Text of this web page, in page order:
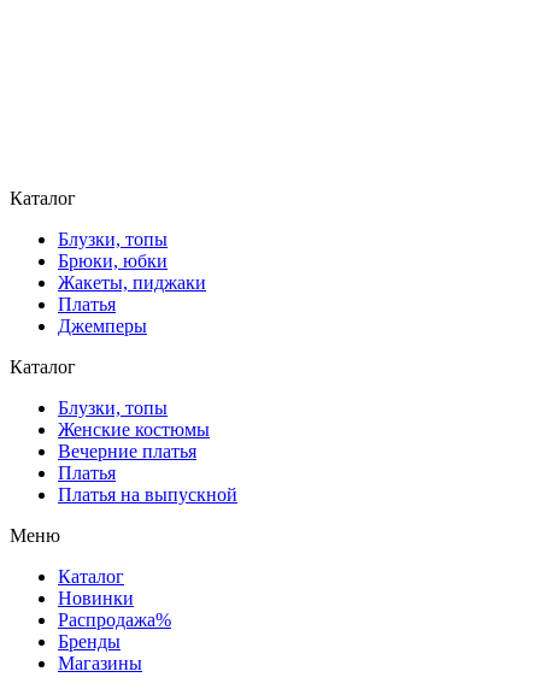
Каталог
Блузки, топы
Брюки, юбки
Жакеты, пиджаки
Платья
Джемперы
Каталог
Блузки, топы
Женские костюмы
Вечерние платья
Платья
Платья на выпускной
Меню
Каталог
Новинки
Распродажа%
Бренды
Магазины